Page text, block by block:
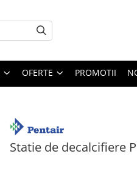
OFERTE PROMOTII
Statie de decalcifiere